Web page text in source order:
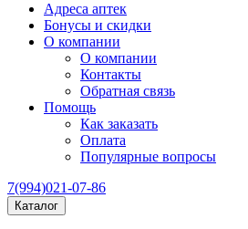
Адреса аптек
Бонусы и скидки
О компании
О компании
Контакты
Обратная связь
Помощь
Как заказать
Оплата
Популярные вопросы
7(994)021-07-86
Каталог